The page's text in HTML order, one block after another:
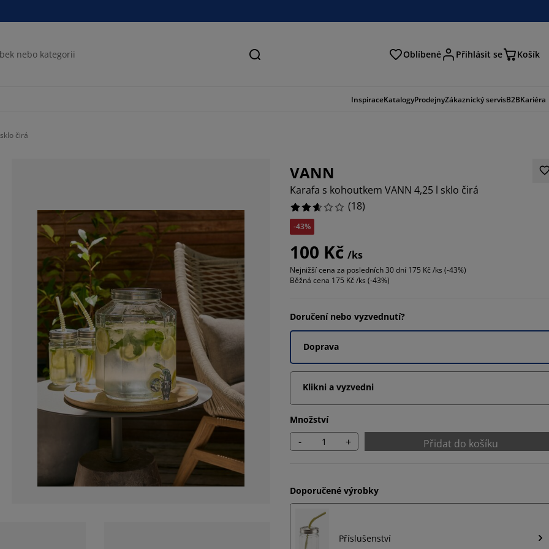
Hledat Oblíbené Přihlásit se Košík
InspiraceKatalogyProdejnyZákaznický servisB2BKariéra
čirá
VANN
Karafa s kohoutkem VANN 4,25 l sklo čirá
(18)
-43%
100 Kč /ks
Nejnižší cena za posledních 30 dní 175 Kč /ks (-43%)
Běžná cena 175 Kč /ks (-43%)
Doručení nebo vyzvednutí?
Doprava
Klikni a vyzvedni
Množství
- + Přidat do košíku
Doporučené výrobky
Příslušenství
16.666666666666664%
5.555555555555555%
11.11111111111111%
44.44444444444444%